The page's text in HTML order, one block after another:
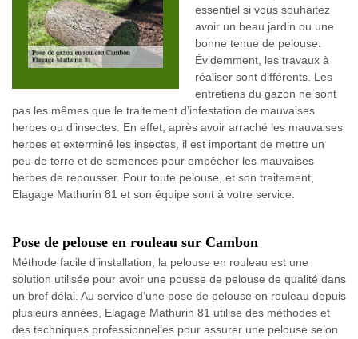
essentiel si vous souhaitez
avoir un beau jardin ou une
bonne tenue de pelouse.
Évidemment, les travaux à
réaliser sont différents. Les
entretiens du gazon ne sont
pas les mêmes que le traitement d’infestation de mauvaises
herbes ou d’insectes. En effet, après avoir arraché les mauvaises
herbes et exterminé les insectes, il est important de mettre un
peu de terre et de semences pour empêcher les mauvaises
herbes de repousser. Pour toute pelouse, et son traitement,
Elagage Mathurin 81 et son équipe sont à votre service.
Pose de pelouse en rouleau sur Cambon
Méthode facile d’installation, la pelouse en rouleau est une
solution utilisée pour avoir une pousse de pelouse de qualité dans
un bref délai. Au service d’une pose de pelouse en rouleau depuis
plusieurs années, Elagage Mathurin 81 utilise des méthodes et
des techniques professionnelles pour assurer une pelouse selon